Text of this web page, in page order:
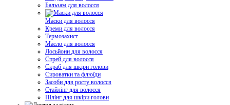
Бальзам для волосся
Маски для волосся
Креми для волосся
Термозахист
Масло для волосся
Лосьйони для волосся
Спрей для волосся
Скраб для шкіри голови
Сироватки та флюїди
Засоби для росту волосся
Стайлінг для волосся
Пілінг для шкіри голови